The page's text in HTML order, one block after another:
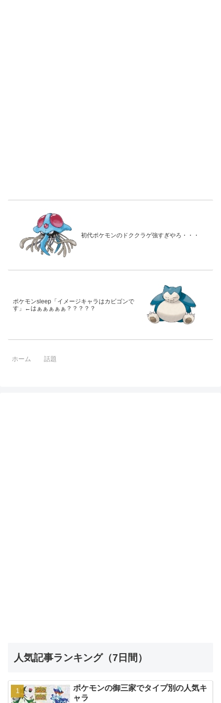
初代ポケモンのドククラゲ強すぎやろ・・・
ポケモンsleep「イメージキャラはカビゴンで
す」←はぁぁぁぁぁ？？？？？
ホーム 話題
人気記事ランキング（7日間）
ポケモンの御三家でタイプ別の人気キ
ャラ